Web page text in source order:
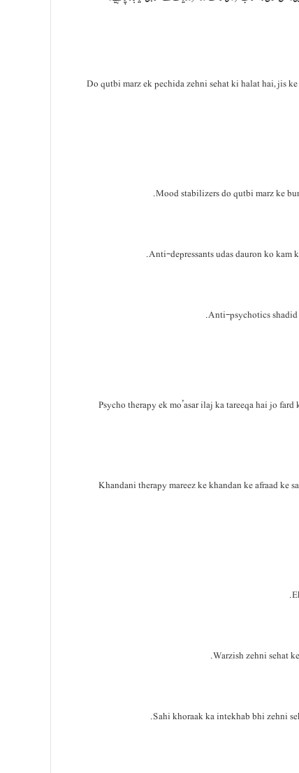
Do qutbi marz ek pechida zehni sehat ki halat hai, jis
Mood stabilizers do qutbi marz ke
Anti-depressants udas dauron ko kam
Anti-psychotics shadid
Psycho therapy ek mo’asar ilaj ka tareeqa hai jo
Khandani therapy mareez ke khandan ke afraad ke
Warzish zehni sehat
Sahi khoraak ka intekhab bhi zehni